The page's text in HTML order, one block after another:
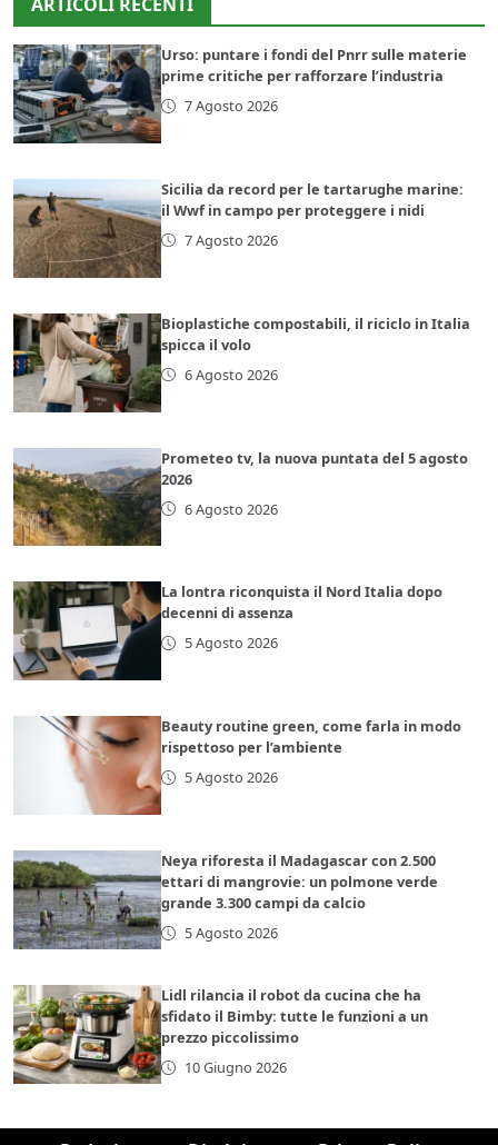
Urso: puntare i fondi del Pnrr sulle materie
prime critiche per rafforzare l’industria
7 Agosto 2026
Sicilia da record per le tartarughe marine:
il Wwf in campo per proteggere i nidi
7 Agosto 2026
Bioplastiche compostabili, il riciclo in Italia
spicca il volo
6 Agosto 2026
Prometeo tv, la nuova puntata del 5 agosto
2026
6 Agosto 2026
La lontra riconquista il Nord Italia dopo
decenni di assenza
5 Agosto 2026
Beauty routine green, come farla in modo
rispettoso per l’ambiente
5 Agosto 2026
Neya riforesta il Madagascar con 2.500
ettari di mangrovie: un polmone verde
grande 3.300 campi da calcio
5 Agosto 2026
Lidl rilancia il robot da cucina che ha
sfidato il Bimby: tutte le funzioni a un
prezzo piccolissimo
10 Giugno 2026